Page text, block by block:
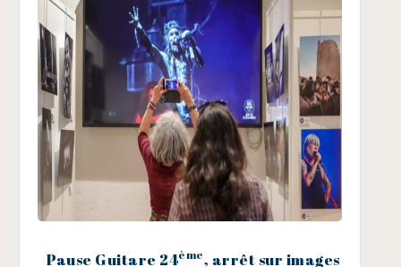
Pause Guitare 24ème, arrêt sur images